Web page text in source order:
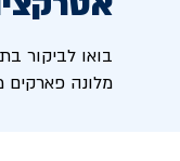
בואו לביקור
מלונה פארקים